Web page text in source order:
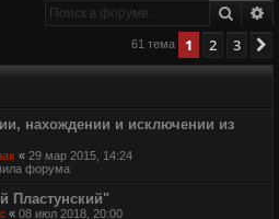
Поиск
61 тема 1 2 3
нахождении и исключении из
« 29 мар 2015, 14:24
форума
Пластунский"
« 08 июл 2018, 20:00